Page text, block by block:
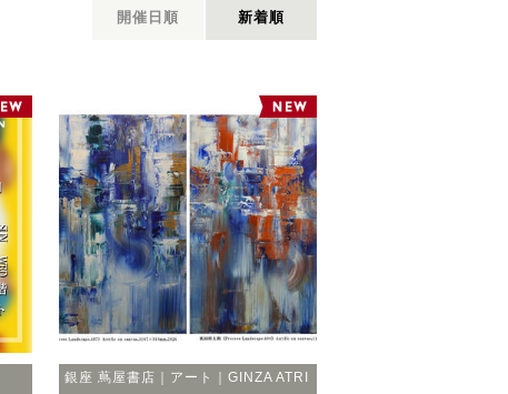
開催日順 新着順
銀座 蔦屋書店｜アート｜GINZA ATRI